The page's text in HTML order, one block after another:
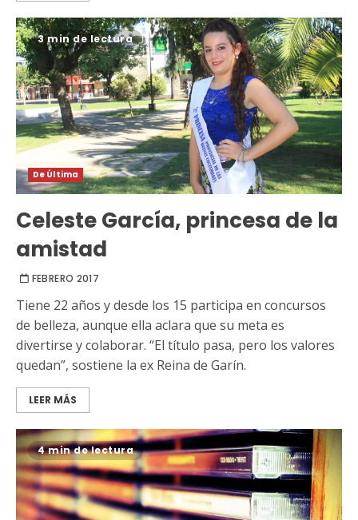
3 min de lectura
De Última
Celeste García, princesa de la
amistad
FEBRERO 2017
Tiene 22 años y desde los 15 participa en concursos
de belleza, aunque ella aclara que su meta es
divertirse y colaborar. “El título pasa, pero los valores
quedan”, sostiene la ex Reina de Garín.
LEER MÁS
4 min de lectura